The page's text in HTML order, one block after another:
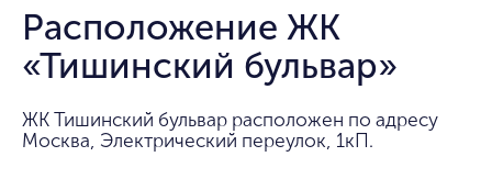
Расположение ЖК
«Тишинский бульвар»
ЖК Тишинский бульвар расположен по адресу
Москва, Электрический переулок, 1кП.